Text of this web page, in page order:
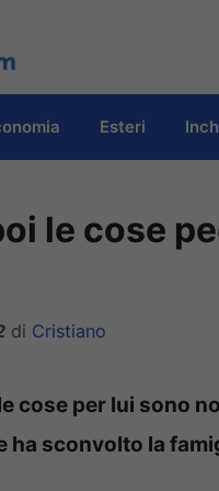
Esteri
le cose
di Cristiano
cose per lui sono
ha sconvolto la